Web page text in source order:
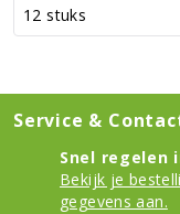
12 stuks
Service &
Snel regelen
Bekijk je
gegevens aan.